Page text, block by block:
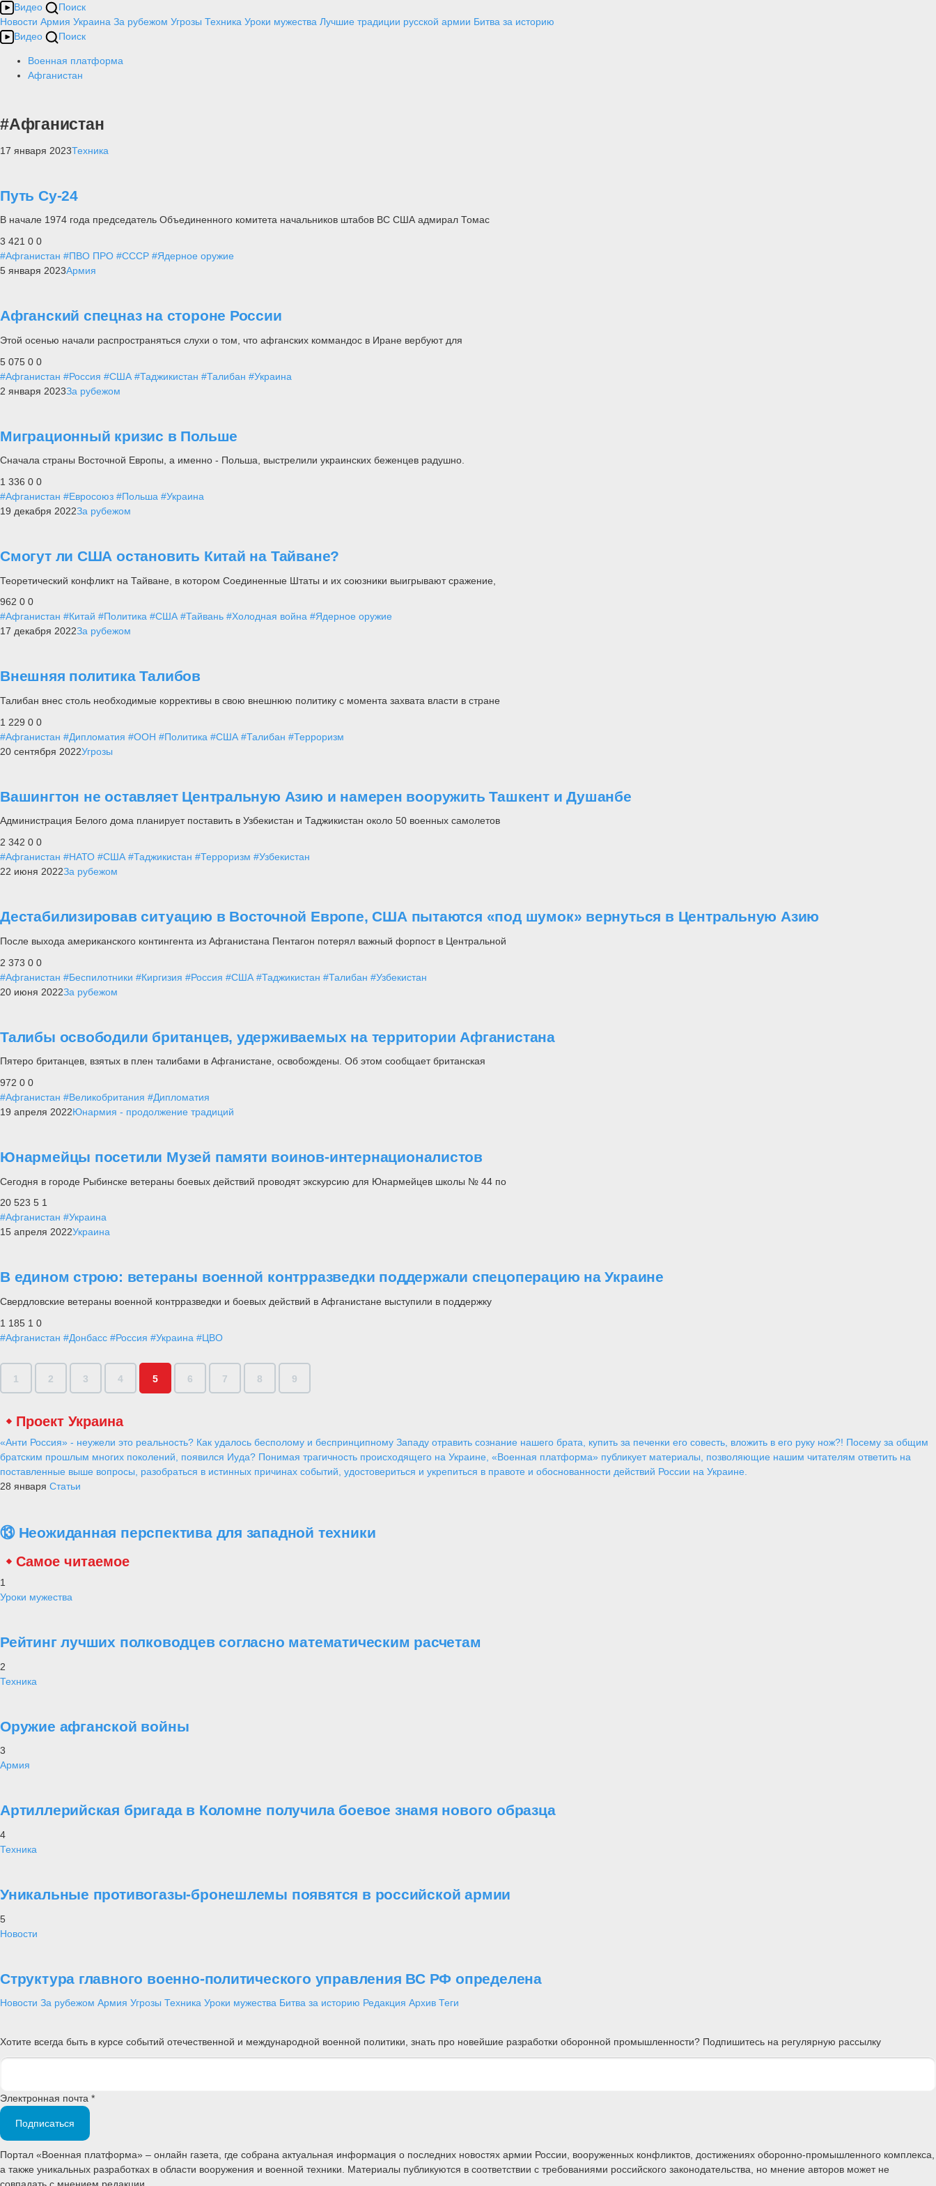
Видео
Поиск
Новости Армия Украина За рубежом Угрозы Техника Уроки мужества Лучшие традиции русской армии Битва за историю
Видео
Поиск
Военная платформа
Афганистан
#Афганистан
17 января 2023Техника
Путь Су-24
В начале 1974 года председатель Объединенного комитета начальников штабов ВС США адмирал Томас
3 421 0 0
#Афганистан #ПВО ПРО #СССР #Ядерное оружие
5 января 2023Армия
Афганский спецназ на стороне России
Этой осенью начали распространяться слухи о том, что афганских коммандос в Иране вербуют для
5 075 0 0
#Афганистан #Россия #США #Таджикистан #Талибан #Украина
2 января 2023За рубежом
Миграционный кризис в Польше
Сначала страны Восточной Европы, а именно - Польша, выстрелили украинских беженцев радушно.
1 336 0 0
#Афганистан #Евросоюз #Польша #Украина
19 декабря 2022За рубежом
Смогут ли США остановить Китай на Тайване?
Теоретический конфликт на Тайване, в котором Соединенные Штаты и их союзники выигрывают сражение,
962 0 0
#Афганистан #Китай #Политика #США #Тайвань #Холодная война #Ядерное оружие
17 декабря 2022За рубежом
Внешняя политика Талибов
Талибан внес столь необходимые коррективы в свою внешнюю политику с момента захвата власти в стране
1 229 0 0
#Афганистан #Дипломатия #ООН #Политика #США #Талибан #Терроризм
20 сентября 2022Угрозы
Вашингтон не оставляет Центральную Азию и намерен вооружить Ташкент и Душанбе
Администрация Белого дома планирует поставить в Узбекистан и Таджикистан около 50 военных самолетов
2 342 0 0
#Афганистан #НАТО #США #Таджикистан #Терроризм #Узбекистан
22 июня 2022За рубежом
Дестабилизировав ситуацию в Восточной Европе, США пытаются «под шумок» вернуться в Центральную Азию
После выхода американского контингента из Афганистана Пентагон потерял важный форпост в Центральной
2 373 0 0
#Афганистан #Беспилотники #Киргизия #Россия #США #Таджикистан #Талибан #Узбекистан
20 июня 2022За рубежом
Талибы освободили британцев, удерживаемых на территории Афганистана
Пятеро британцев, взятых в плен талибами в Афганистане, освобождены. Об этом сообщает британская
972 0 0
#Афганистан #Великобритания #Дипломатия
19 апреля 2022Юнармия - продолжение традиций
Юнармейцы посетили Музей памяти воинов-интернационалистов
Сегодня в городе Рыбинске ветераны боевых действий проводят экскурсию для Юнармейцев школы № 44 по
20 523 5 1
#Афганистан #Украина
15 апреля 2022Украина
В едином строю: ветераны военной контрразведки поддержали спецоперацию на Украине
Свердловские ветераны военной контрразведки и боевых действий в Афганистане выступили в поддержку
1 185 1 0
#Афганистан #Донбасс #Россия #Украина #ЦВО
1 2 3 4 5 6 7 8 9
Проект Украина
«Анти Россия» - неужели это реальность? Как удалось бесполому и беспринципному Западу отравить сознание нашего брата, купить за печенки его совесть, вложить в его руку нож?! Посему за общим
братским прошлым многих поколений, появился Иуда? Понимая трагичность происходящего на Украине, «Военная платформа» публикует материалы, позволяющие нашим читателям ответить на
поставленные выше вопросы, разобраться в истинных причинах событий, удостовериться и укрепиться в правоте и обоснованности действий России на Украине.
28 января Статьи
⑬ Неожиданная перспектива для западной техники
Самое читаемое
1
Уроки мужества
Рейтинг лучших полководцев согласно математическим расчетам
2
Техника
Оружие афганской войны
3
Армия
Артиллерийская бригада в Коломне получила боевое знамя нового образца
4
Техника
Уникальные противогазы-бронешлемы появятся в российской армии
5
Новости
Структура главного военно-политического управления ВС РФ определена
Новости За рубежом Армия Угрозы Техника Уроки мужества Битва за историю Редакция Архив Теги
Хотите всегда быть в курсе событий отечественной и международной военной политики, знать про новейшие разработки оборонной промышленности? Подпишитесь на регулярную рассылку
Электронная почта *
Подписаться
Портал «Военная платформа» – онлайн газета, где собрана актуальная информация о последних новостях армии России, вооруженных конфликтов, достижениях оборонно-промышленного комплекса,
а также уникальных разработках в области вооружения и военной техники. Материалы публикуются в соответствии с требованиями российского законодательства, но мнение авторов может не
совпадать с мнением редакции.